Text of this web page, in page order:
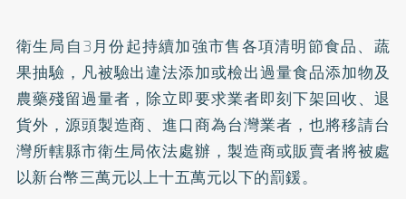
衛生局自3月份起持續加強市售各項清明節食品、蔬
果抽驗，凡被驗出違法添加或檢出過量食品添加物及
農藥殘留過量者，除立即要求業者即刻下架回收、退
貨外，源頭製造商、進口商為台灣業者，也將移請台
灣所轄縣市衛生局依法處辦，製造商或販賣者將被處
以新台幣三萬元以上十五萬元以下的罰鍰。